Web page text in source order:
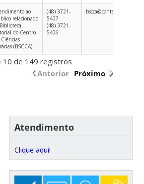
ao
relacionado
do Centro
(BSCCA)
(48) 3721-
5407
(48) 3721-
5406
bscca@contato.ufsc.br
10 de 149 registros
Anterior Próximo
Atendimento
Clique aqui!